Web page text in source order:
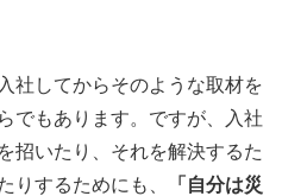
社してからそのような取材を
でもあります。ですが、入社
招いたり、それを解決するた
りするためにも、
「自分は災